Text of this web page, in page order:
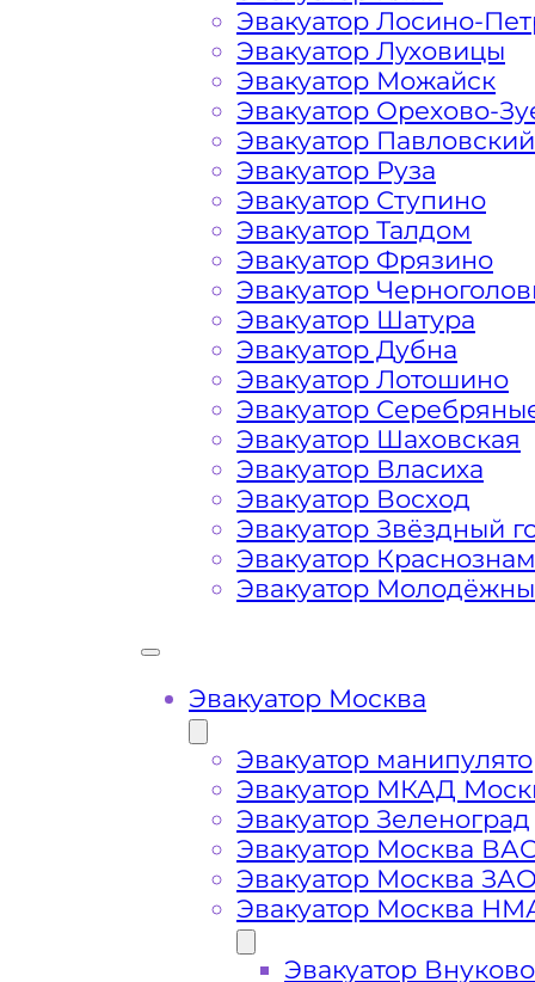
Расчет стоимости эвакуатора за
Дорогомилово, в каждом
Наша фирма всегда готова
Подмосковных автомобилистов и
На стоимость эвакуации
Габариты, вес и тип
Заказанный эвакуатор
платформой
Маршрут от места вызова
района Москвы Дорогомилово
Затрудняющие факторы –
передач (АКПП)
Буксировка автомобиля из
Эвакуатор Лосино-
Эвакуатор Луховицы
Эвакуатор Можайск
Эвакуатор Орехово-
Эвакуатор
Эвакуатор Руза
Эвакуатор Ступино
Эвакуатор Талдом
Эвакуатор Фрязино
Эвакуатор
Эвакуатор Шатура
Эвакуатор Дубна
Эвакуатор Лотошино
Эвакуатор
Эвакуатор Шаховская
Эвакуатор Власиха
Эвакуатор Восход
Эвакуатор Звёздный
Эвакуатор
Эвакуатор
Эвакуатор Москва
Эвакуатор
Эвакуатор МКАД
Эвакуатор Зеленоград
Эвакуатор Москва
Эвакуатор Москва
Эвакуатор Москва
Эвакуатор Внуково